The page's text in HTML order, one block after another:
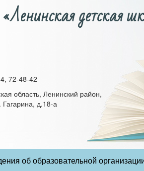
детская
72-48-42
область, Ленинский район,
д.18-а
об образовательной